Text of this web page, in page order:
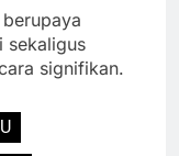
sekaligus
signifikan.